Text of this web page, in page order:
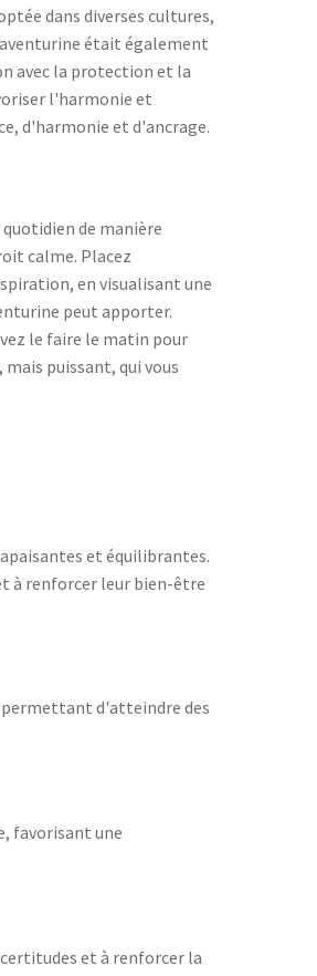
dans diverses cultures,
était également
avec la protection et la
l'harmonie et
d'harmonie et d'ancrage.
de manière
calme. Placez
en visualisant une
peut apporter.
le faire le matin pour
puissant, qui vous
et équilibrantes.
à renforcer leur bien-être
d'atteindre des
favorisant une
et à renforcer la